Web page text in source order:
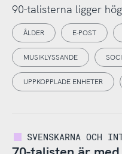
90-talisterna ligger
ÅLDER E-POST
MUSIKLYSSANDE
UPPKOPPLADE ENHETER
SVENSKARNA OCH